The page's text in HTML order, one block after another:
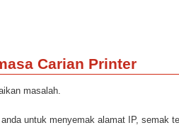
Carian Printer
masalah.
untuk menyemak alamat IP, semak